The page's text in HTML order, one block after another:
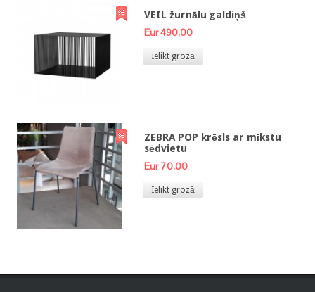
VEIL žurnālu galdiņš
Eur 490,00
Ielikt grozā
ZEBRA POP krēsls ar mīkstu
sēdvietu
Eur 70,00
Ielikt grozā